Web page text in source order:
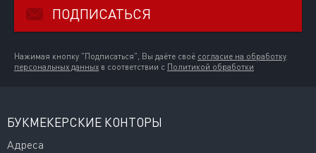
ПОДПИСАТЬСЯ
Нажимая кнопку "Подписаться", Вы даёте своё согласие на обработку
персональных данных в соответствии с Политикой обработки
БУКМЕКЕРСКИЕ КОНТОРЫ
Адреса